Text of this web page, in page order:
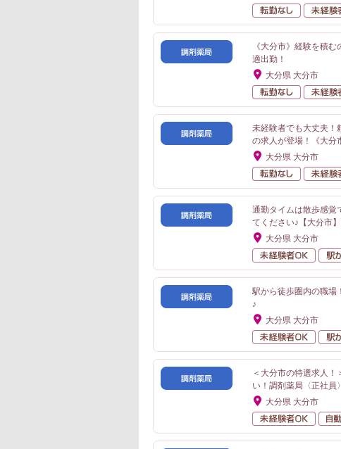
転勤なし
《大分市》経験を積
適出勤！
大分県 大分市
転勤なし
未経験者でも大丈夫！
の求人が登場！《大分
大分県 大分市
転勤なし
通勤タイムは散歩感覚
てください♪【大分市】
大分県 大分市
未経
駅から徒歩圏内の職場
♪
大分県 大分市
未経
＜大分市の特選求人
い！調剤薬局〈正社員
大分県 大分市
未経